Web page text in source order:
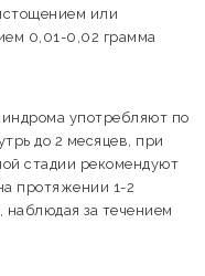
или
0,01-0,02 грамма
употребляют по
до 2 месяцев, при
стадии рекомендуют
протяжении 1-2
за течением